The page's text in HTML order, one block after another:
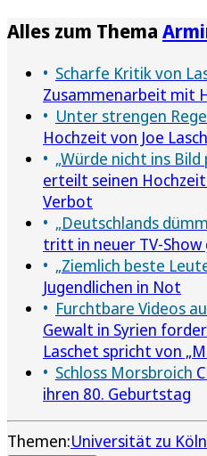
Alles zum Thema
Scharfe Kritik von
Zusammenarbeit mit
Unter strengen
Hochzeit von Joe
„Würde nicht ins Bild
erteilt seinen
Verbot
„Deutschlands
tritt in neuer TV-Show
„Ziemlich beste
Jugendlichen in Not
Furchtbare Videos
Gewalt in Syrien
Laschet spricht von
Schloss Morsbroich
ihren 80. Geburtstag
Themen:Universität zu Köln